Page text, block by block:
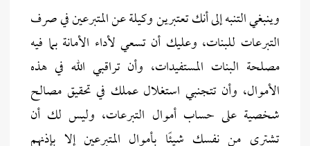
وينبغي التنبه إلى أنك تعتبرين وكيلة عن المتبرعين في صرف
التبرعات للبنات، وعليك أن تسعي لأداء الأمانة بما فيه
مصلحة البنات المستفيدات، وأن تراقبي الله في هذه
الأموال، وأن تتجنبي استغلال عملك في تحقيق مصالح
شخصية على حساب أموال التبرعات، وليس لك أن
تشتري من نفسك شيئًا بأموال المتبرعين إلا بإذنهم